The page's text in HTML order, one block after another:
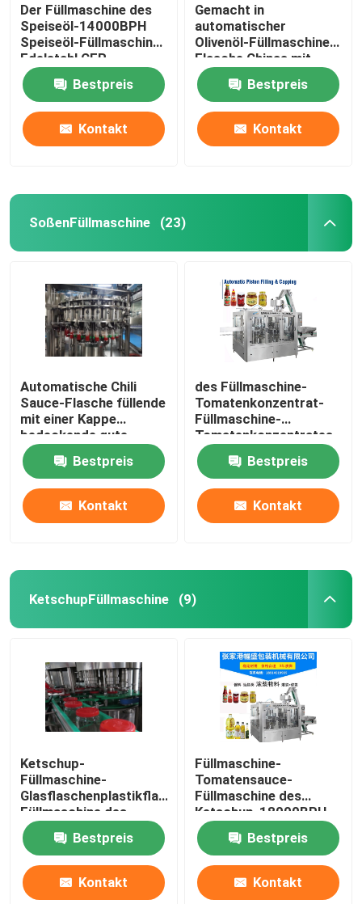
Der Füllmaschine des
Speiseöl-14000BPH
Speiseöl-Füllmaschine-
Edelstahl CER
Bestpreis
Kontakt
Gemacht in
automatischer
Olivenöl-Füllmaschine
Flasche Chinas mit
einer Kappe
bedeckender Maschine
monoblock in-1
Maschine 2
Bestpreis
Kontakt
SoßenFüllmaschine (23)
Automatische Chili
Sauce-Flasche füllende
mit einer Kappe
bedeckende gute
Qualität Maschine sehr
Bestpreis
Kontakt
des Füllmaschine-
Tomatenkonzentrat-
Füllmaschine-
Tomatenkonzentrates
der scharfen Soße
18000bph füllende
Ausrüstung
Bestpreis
Kontakt
KetschupFüllmaschine (9)
Ketschup-
Füllmaschine-
Glasflaschenplastikflaschenketschup-
Füllmaschine des
Nahrungsmittelgrad-
3000BPH 500ml
Bestpreis
Kontakt
Füllmaschine-
Tomatensauce-
Füllmaschine des
Ketschup-18000BPH
Bestpreis
Kontakt